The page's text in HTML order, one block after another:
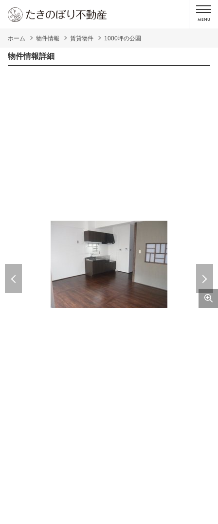
ホーム 物件情報 賃貸物件 1000坪の公園
物件情報詳細